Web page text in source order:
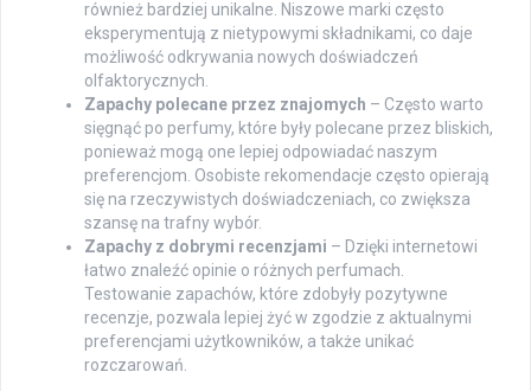
również bardziej unikalne. Niszowe marki często
eksperymentują z nietypowymi składnikami, co daje
możliwość odkrywania nowych doświadczeń
olfaktorycznych.
Zapachy polecane przez znajomych – Często warto
sięgnąć po perfumy, które były polecane przez bliskich,
ponieważ mogą one lepiej odpowiadać naszym
preferencjom. Osobiste rekomendacje często opierają
się na rzeczywistych doświadczeniach, co zwiększa
szansę na trafny wybór.
Zapachy z dobrymi recenzjami – Dzięki internetowi
łatwo znaleźć opinie o różnych perfumach.
Testowanie zapachów, które zdobyły pozytywne
recenzje, pozwala lepiej żyć w zgodzie z aktualnymi
preferencjami użytkowników, a także unikać
rozczarowań.